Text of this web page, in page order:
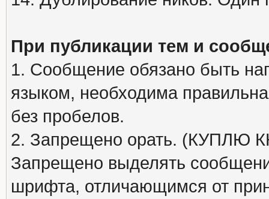
При публикации тем и
1. Сообщение обязано быть
языком, необходима
без пробелов.
2. Запрещено орать. (КУПЛЮ
Запрещено выделять
шрифта, отличающимся от